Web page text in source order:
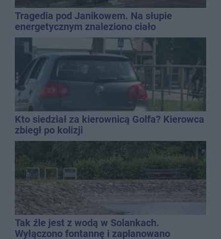
Tragedia pod Janikowem. Na słupie
energetycznym znaleziono ciało
mężczyzny
Kto siedział za kierownicą Golfa? Kierowca
zbiegł po kolizji
Tak źle jest z wodą w Solankach.
Wyłączono fontannę i zaplanowano